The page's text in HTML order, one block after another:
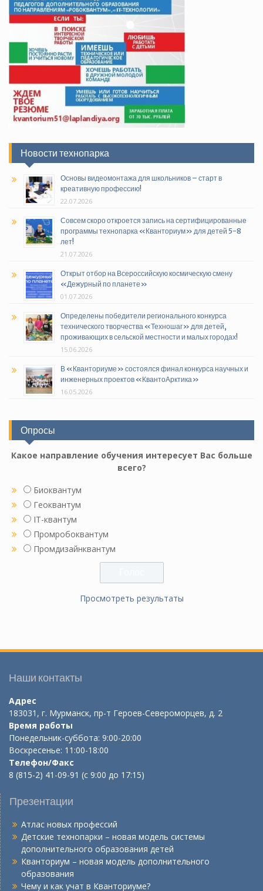
Новости технопарка
Основы видеомонтажа для школьников – старт в
креативную профессию!
22.07.2026
Совсем скоро откроется запись на сертифицированные
программы технопарка «Кванториум» для детей 5-8
лет!
21.07.2026
Открыт отбор на Всероссийскую космическую смену
«Дежурный по планете»
01.07.2026
Определены победители регионального конкурса
технического творчества «Техношаг» для детей,
проживающих в сельской местности и малых городах!
15.06.2026
В «Кванториуме» состоялся финал конкурса научных и
инженерных проектов «КвантоАрктика»
16.05.2026
Опросы
Какое направление обучения интересует Вас больше
всего?
Биоквантум
Геоквантум
IT-квантум
Промробоквантум
Промдизайнквантум
Просмотреть результаты
Наши контакты
Адрес
183031, г. Мурманск, пр-т Героев-Североморцев, д. 2
Время работы
Понедельник-суббота: 9:00-20:00
Воскресенье: 11:00-18:00
Телефон/Факс
8 (815-2) 41-09-91 (с 9:00 до 17:15)
Презентации
Атлас новых профессий
Детские технопарки – новая модель системы
дополнительного образования детей
Кванториум – новая модель дополнительного
образования
Чему и как учат в Кванториуме?